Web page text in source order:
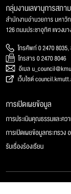
กลุ่มงานเลขานุการสภา
สำนักงานอำนวยการ มหาวิ
126 ถนนประชาอุทิศ แขวงบ
โทรศัพท์ 0 2470 8035,
โทรสาร 0 2470 8046
อีเมล
เว็บไซต์
การเปิดเผยข้อมูล
การประเมินคุณธรรมและคว
การเปิดเผยข้อมูลกระทรวง
รับเรื่องร้องเรียน